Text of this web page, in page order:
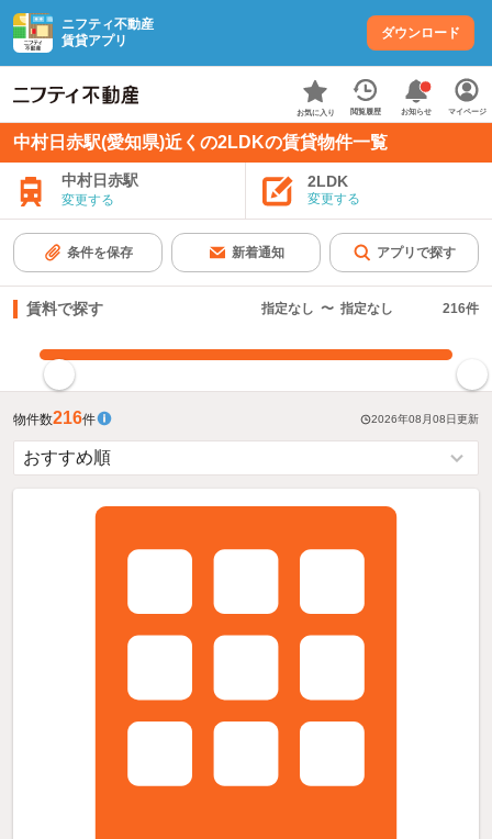
ニフティ不動産
賃貸アプリ
ダウンロード
お気に入り 閲覧履歴 お知らせ マイページ
中村日赤駅(愛知県)近くの2LDKの賃貸物件一覧
中村日赤駅
変更する
2LDK
変更する
条件を保存 新着通知 アプリで探す
賃料で探す 指定なし 〜 指定なし 216件
物件数216件 2026年08月08日更新